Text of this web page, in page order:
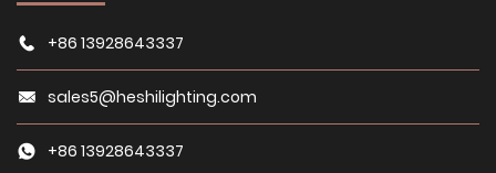
+86 13928643337
sales5@heshilighting.com
+86 13928643337